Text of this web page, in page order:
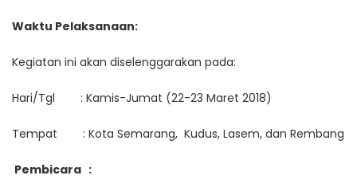
Waktu Pelaksanaan:
Kegiatan ini akan diselenggarakan pada:
Hari/Tgl : Kamis-Jumat (22-23 Maret 2018)
Tempat : Kota Semarang, Kudus, Lasem, dan Rembang
Pembicara :